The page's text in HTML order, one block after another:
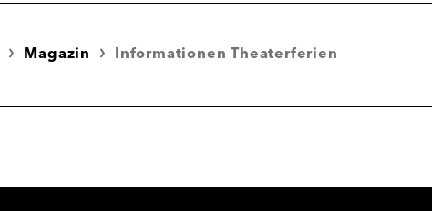
Magazin Informationen Theaterferien